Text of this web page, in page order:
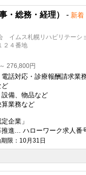
・総務・経理） - 新着
イムス札幌リハビリテーシ
２４番地
276,800円
話対応・診療報酬請求業
ど
備、物品など
業務など
企業」
進... ハローワーク求人番
限：10月31日